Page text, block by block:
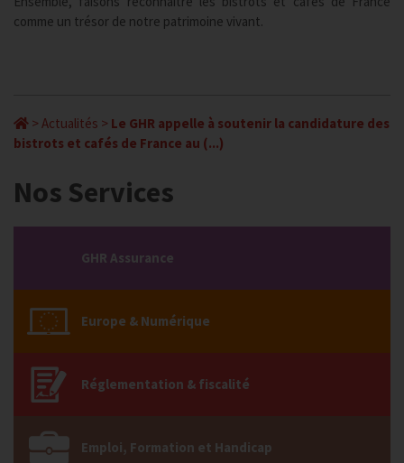
comme un trésor de notre patrimoine vivant.
> Actualités > Le GHR appelle à soutenir la candidature des
bistrots et cafés de France au (...)
Nos Services
GHR Assurance
Europe & Numérique
Réglementation & fiscalité
Emploi, Formation et Handicap